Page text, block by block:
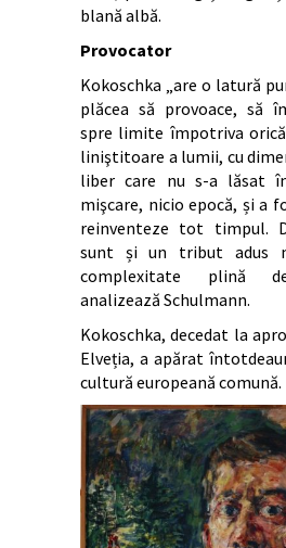
blană albă.
Provocator
Kokoschka „are o latură
plăcea să provoace, să
spre limite împotriva
liniştitoare a lumii, cu
liber care nu s-a lăsat
mişcare, nicio epocă, și a
reinventeze tot timpul.
sunt și un tribut adus
complexitate plină
analizează Schulmann.
Kokoschka, decedat la
Elveția, a apărat
cultură europeană comună.